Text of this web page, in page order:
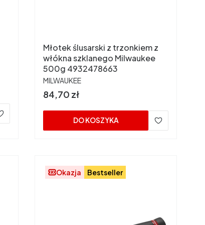
Młotek ślusarski z trzonkiem z
włókna szklanego Milwaukee
500g 4932478663
PRODUCENT
MILWAUKEE
Cena
84,70 zł
DO KOSZYKA
Okazja Bestseller